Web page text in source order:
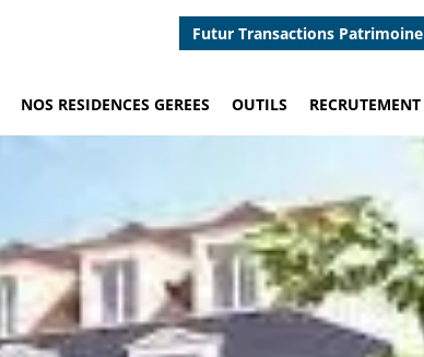
Futur Transactions Patrimoine
NOS RESIDENCES GEREES OUTILS RECRUTEMENT